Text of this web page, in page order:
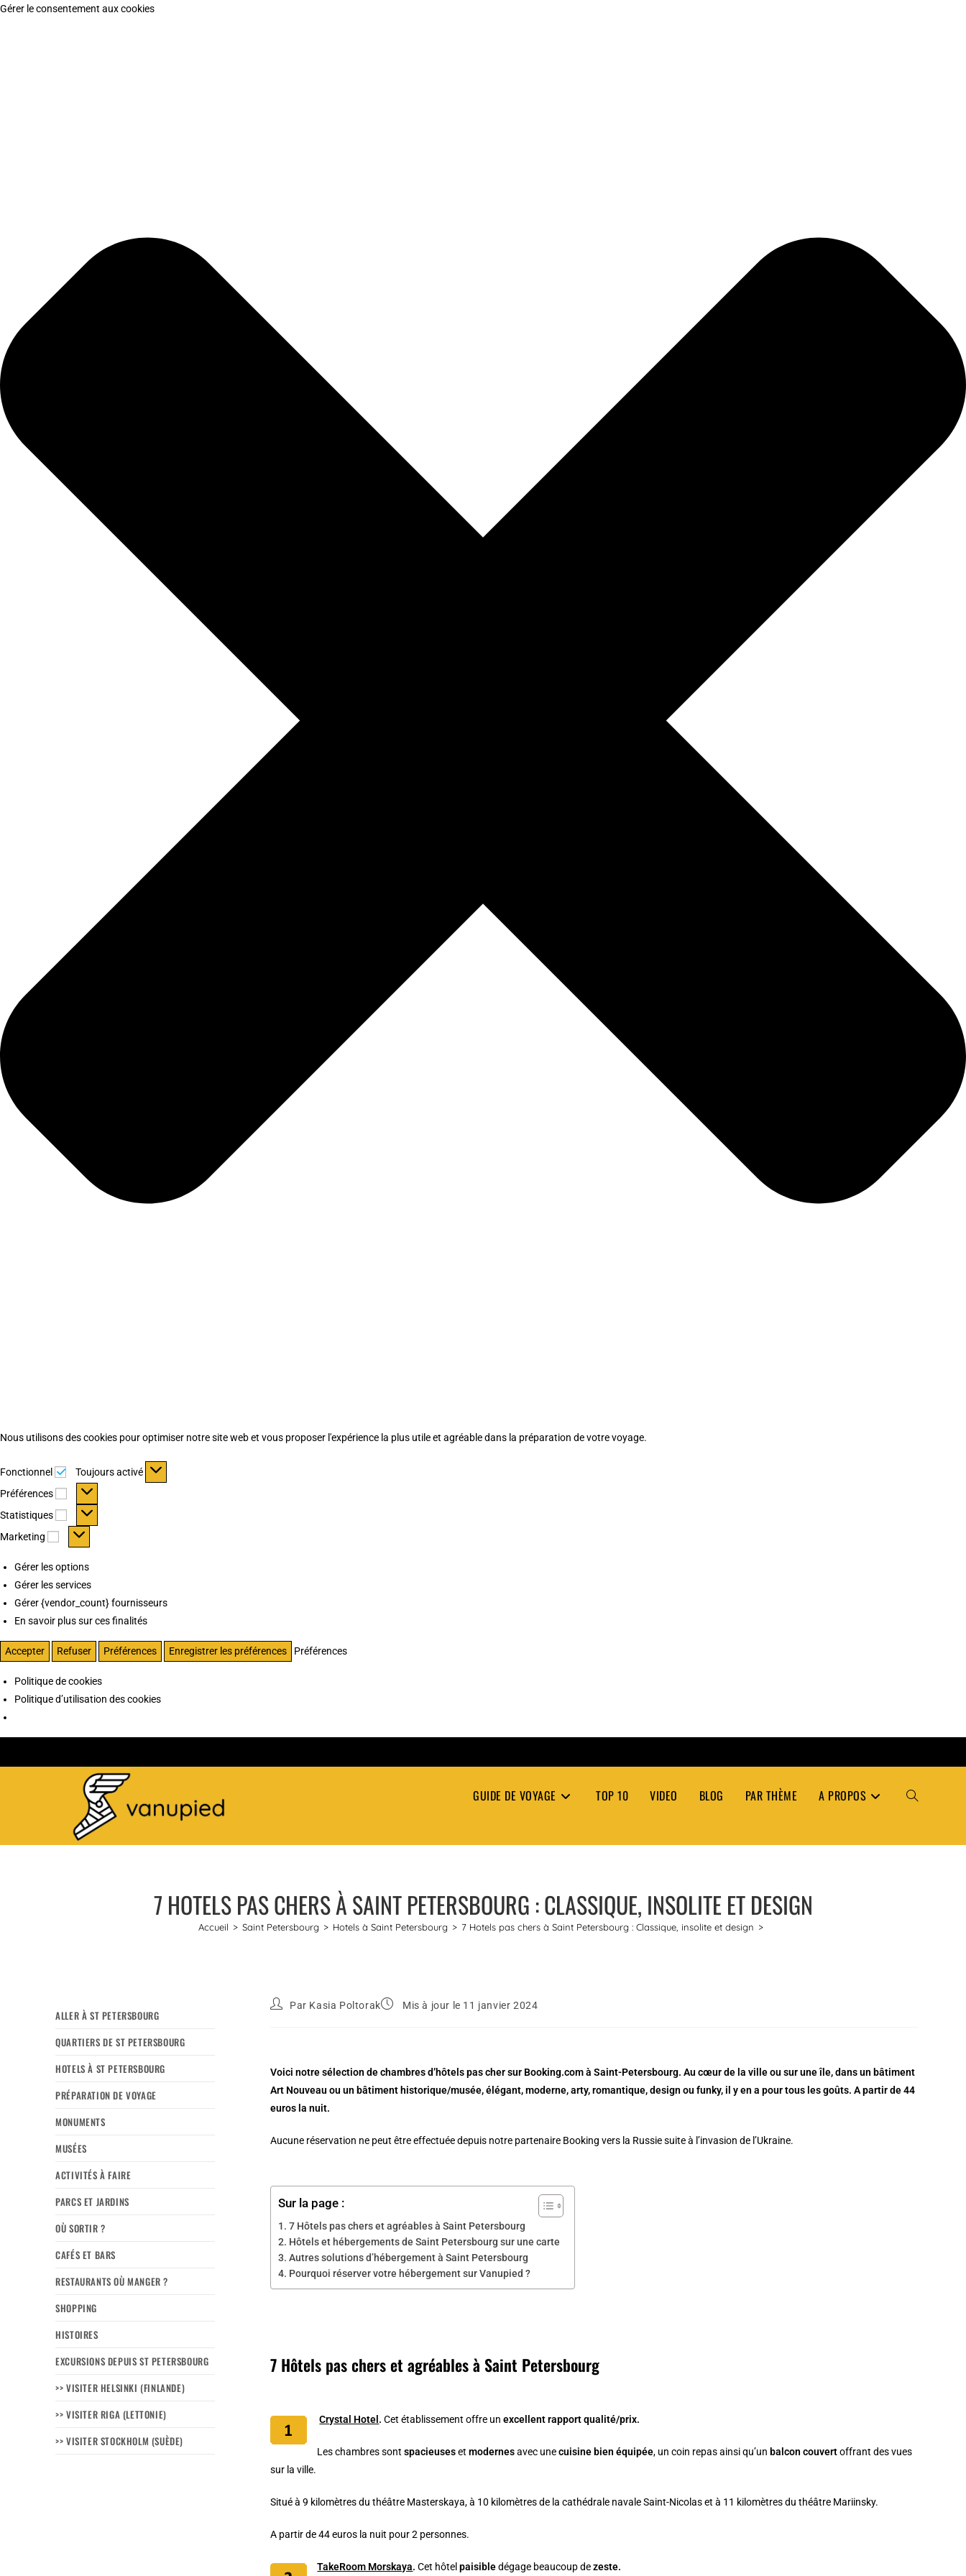
Gérer le consentement aux cookies
Nous utilisons des cookies pour optimiser notre site web et vous proposer l'expérience la plus utile et agréable dans la préparation de votre voyage.
Fonctionnel Fonctionnel
Toujours activé
Préférences
Préférences
Statistiques Statistiques
Marketing Marketing
Gérer les options
Gérer les services
Gérer {vendor_count} fournisseurs
En savoir plus sur ces finalités
Accepter Refuser Préférences Enregistrer les préférences Préférences
Politique de cookies
Politique d’utilisation des cookies
GUIDE DE VOYAGE TOP 10 VIDEO BLOG PAR THÈME A PROPOS TOGGLE
7 HOTELS PAS CHERS À SAINT PETERSBOURG : CLASSIQUE, INSOLITE ET DESIGN
Accueil > Saint Petersbourg > Hotels à Saint Petersbourg > 7 Hotels pas chers à Saint Petersbourg : Classique, insolite et design >
ALLER À ST PETERSBOURG
QUARTIERS DE ST PETERSBOURG
HOTELS À ST PETERSBOURG
PRÉPARATION DE VOYAGE
MONUMENTS
MUSÉES
ACTIVITÉS À FAIRE
PARCS ET JARDINS
OÙ SORTIR ?
CAFÉS ET BARS
RESTAURANTS OÙ MANGER ?
SHOPPING
HISTOIRES
EXCURSIONS DEPUIS ST PETERSBOURG
>> VISITER HELSINKI (FINLANDE)
>> VISITER RIGA (LETTONIE)
>> VISITER STOCKHOLM (SUÈDE)
Par Kasia Poltorak Mis à jour le 11 janvier 2024
Voici notre sélection de chambres d’hôtels pas cher sur Booking.com à Saint-Petersbourg. Au cœur de la ville ou sur une île, dans un bâtiment
Art Nouveau ou un bâtiment historique/musée, élégant, moderne, arty, romantique, design ou funky, il y en a pour tous les goûts. A partir de 44
euros la nuit.
Aucune réservation ne peut être effectuée depuis notre partenaire Booking vers la Russie suite à l’invasion de l’Ukraine.
Sur la page :
7 Hôtels pas chers et agréables à Saint Petersbourg
Hôtels et hébergements de Saint Petersbourg sur une carte
Autres solutions d’hébergement à Saint Petersbourg
Pourquoi réserver votre hébergement sur Vanupied ?
7 Hôtels pas chers et agréables à Saint Petersbourg
Crystal Hotel .Cet établissement offre unexcellent rapport qualité/prix.
Les chambres sontspacieusesetmodernesavec unecuisine bien équipée, un coin repas ainsi qu’un balcon couvertoffrant des vues
sur la ville.
Situé à 9 kilomètres du théâtre Masterskaya, à 10 kilomètres de la cathédrale navale Saint-Nicolas et à 11 kilomètres du théâtre Mariinsky.
A partir de 44 euros la nuit pour 2 personnes.
TakeRoom Morskaya.Cet hôtelpaisibledégage beaucoup dezeste.